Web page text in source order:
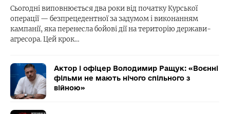
Сьогодні виповнюється два роки від початку Курської
операції — безпрецедентної за задумом і виконанням
кампанії, яка перенесла бойові дії на територію держави-
агресора. Цей крок…
Актор і офіцер Володимир Ращук: «Воєнні
фільми не мають нічого спільного з
війною»